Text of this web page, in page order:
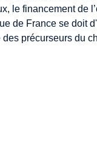
le financement de
de France se doit
précurseurs du